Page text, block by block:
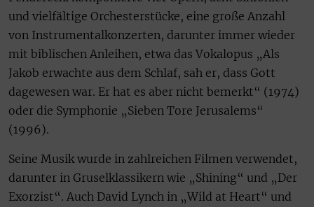
und vielfältige Orchesterstücke, eine große Anzahl
von Instrumentalkonzerten, darunter immer wieder
mit biblischen Anleihen, etwa das Vokalopus „Als
Jakob erwachte aus dem Schlaf, sah er, dass Gott
dagewesen war. Er hat es aber nicht bemerkt“ (1974)
oder die Symphonie „Sieben Tore Jerusalems“
(1996).
Seine Musik wurde in zahlreichen Filmen verwendet,
darunter in Gruselklassikern wie „Shining“ und „Der
Exorzist“. Auch David Lynch in „Wild at Heart“ und